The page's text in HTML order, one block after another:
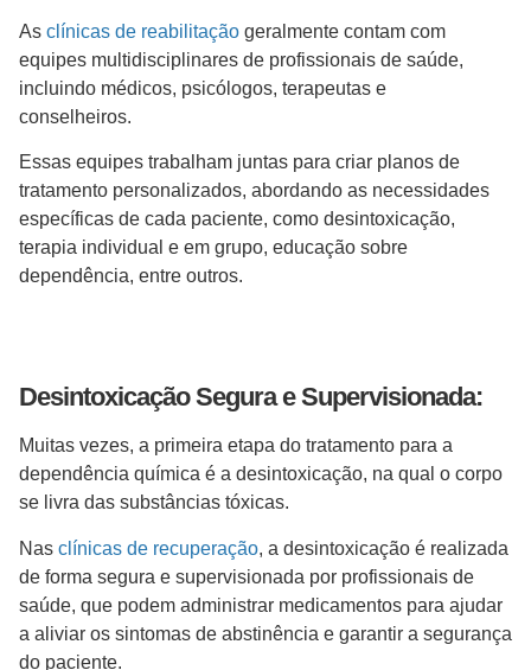
As clínicas de reabilitação geralmente contam com
equipes multidisciplinares de profissionais de saúde,
incluindo médicos, psicólogos, terapeutas e
conselheiros.
Essas equipes trabalham juntas para criar planos de
tratamento personalizados, abordando as necessidades
específicas de cada paciente, como desintoxicação,
terapia individual e em grupo, educação sobre
dependência, entre outros.
Desintoxicação Segura e Supervisionada:
Muitas vezes, a primeira etapa do tratamento para a
dependência química é a desintoxicação, na qual o corpo
se livra das substâncias tóxicas.
Nas clínicas de recuperação, a desintoxicação é realizada
de forma segura e supervisionada por profissionais de
saúde, que podem administrar medicamentos para ajudar
a aliviar os sintomas de abstinência e garantir a segurança
do paciente.